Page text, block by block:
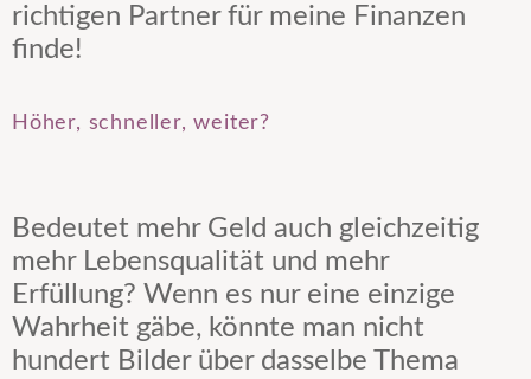
richtigen Partner für meine Finanzen
finde!
Höher, schneller, weiter?
Bedeutet mehr Geld auch gleichzeitig
mehr Lebensqualität und mehr
Erfüllung? Wenn es nur eine einzige
Wahrheit gäbe, könnte man nicht
hundert Bilder über dasselbe Thema